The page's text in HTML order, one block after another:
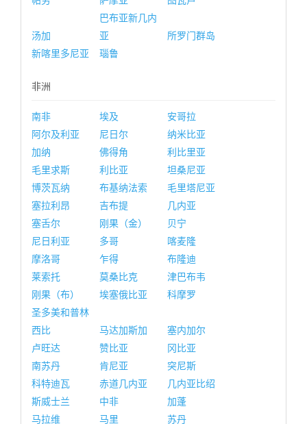
汤加
巴布亚新几内
亚
所罗门群岛
新喀里多尼亚
瑙鲁
非洲
南非 埃及
安哥拉
阿尔及利亚
尼日尔
纳米比亚
加纳
佛得角
利比里亚
毛里求斯
利比亚
坦桑尼亚
博茨瓦纳
布基纳法索
毛里塔尼亚
塞拉利昂
吉布提
几内亚
塞舌尔
刚果（金）
贝宁
尼日利亚
多哥
喀麦隆
摩洛哥
乍得
布隆迪
莱索托
莫桑比克
津巴布韦
刚果（布）
埃塞俄比亚
科摩罗
圣多美和普林
西比
马达加斯加
塞内加尔
卢旺达
赞比亚
冈比亚
南苏丹
肯尼亚
突尼斯
科特迪瓦
赤道几内亚
几内亚比绍
斯威士兰
中非
加蓬
马拉维
马里 苏丹